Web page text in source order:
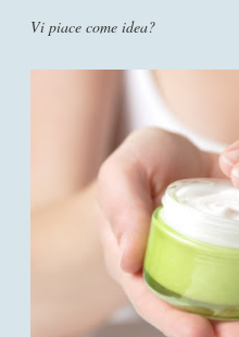
Vi piace come idea?